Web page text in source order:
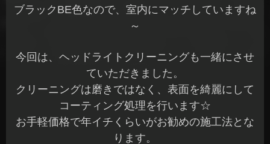
ブラックBE色なので、室内にマッチしていますね
～
今回は、ヘッドライトクリーニングも一緒にさせ
ていただきました。
クリーニングは磨きではなく、表面を綺麗にして
コーティング処理を行います☆
お手軽価格で年イチくらいがお勧めの施工法とな
ります。